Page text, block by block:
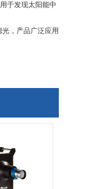
于发现太阳能中
，产品广泛应用